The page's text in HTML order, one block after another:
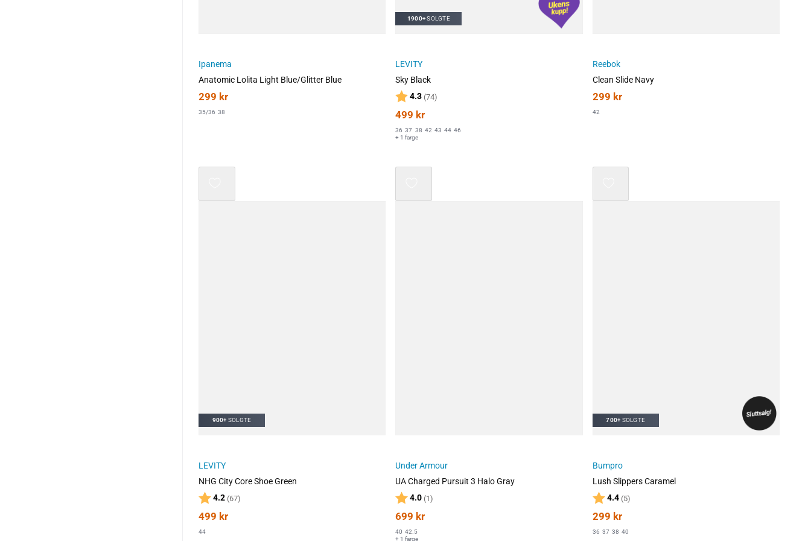
Ipanema
Anatomic Lolita Light Blue/Glitter Blue
299 kr
35/36 38
1900+SOLGTE
LEVITY
Sky Black
Karakter:
4.3 (74)
499 kr
36 37 38 42 43 44 46
+ 1 farge
Reebok
Clean Slide Navy
299 kr
42
900+SOLGTE
LEVITY
NHG City Core Shoe Green
Karakter:
4.2 (67)
499 kr
44
Under Armour
UA Charged Pursuit 3 Halo Gray
Karakter:
4.0 (1)
699 kr
40 42.5
+ 1 farge
700+SOLGTE
Bumpro
Lush Slippers Caramel
Karakter:
4.4(5)
299 kr
36 37 38 40